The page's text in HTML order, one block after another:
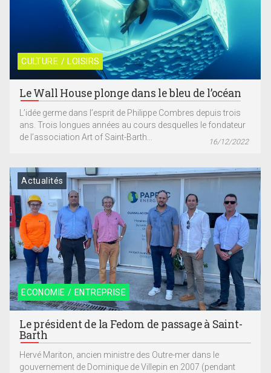
CULTURE / LOISIRS
Le Wall House plonge dans le bleu de l’océan
L’idée germe dans l’esprit de Philippe Combres depuis trois
ans. Trois longues années au cours desquelles le fondateur
de l’association Art of Saint-Barth...
16/12/2022
ECONOMIE / ENTREPRISE
Actualités
Le président de la Fedom de passage à Saint-
Barth
Hervé Mariton, ancien ministre des Outre-mer dans le
gouvernement de Dominique de Villepin en 2007 (pendant